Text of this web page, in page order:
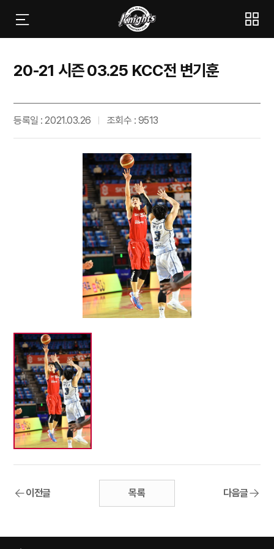
20-21 시즌 03.25 KCC전 변기훈
등록일 : 2021.03.26 조회수 : 9513
이전글 목록 다음글